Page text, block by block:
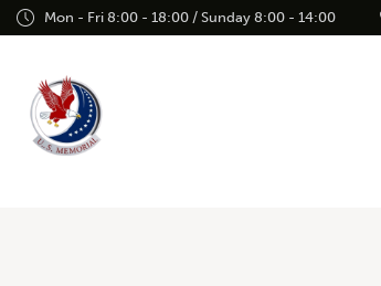
Mon - Fri 8:00 - 18:00 / Sunday 8:00 - 14:00